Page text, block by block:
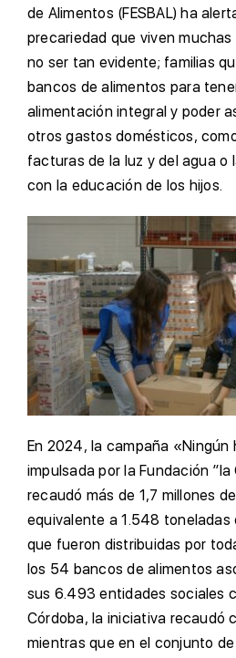
de Alimentos (FESBAL) ha
precariedad que viven
no ser tan evidente; familias
bancos de alimentos para
alimentación integral y poder
otros gastos domésticos,
facturas de la luz y del agua o
con la educación de los hijos.
En 2024, la campaña «Ningún
impulsada por la Fundación ”la
recaudó más de 1,7 millones
equivalente a 1.548 toneladas
que fueron distribuidas por
los 54 bancos de alimentos
sus 6.493 entidades sociales
Córdoba, la iniciativa recaudó
mientras que en el conjunto